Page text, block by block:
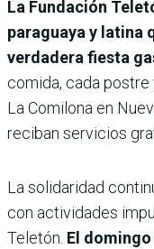
La Fundación
paraguaya y latina
verdadera fiesta
comida, cada
La Comilona en
reciban servicios
La solidaridad
con actividades
Teletón. El